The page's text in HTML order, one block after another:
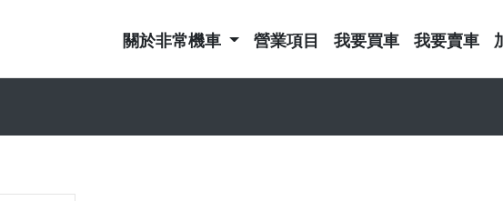
關於非常機車 營業項目 我要買車 我要賣車